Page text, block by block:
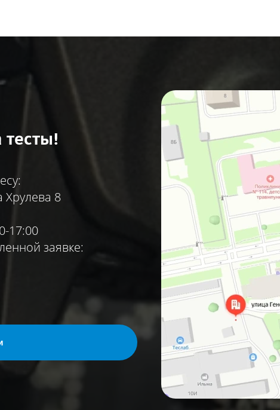
Хрулева 8
17:00
заявке: